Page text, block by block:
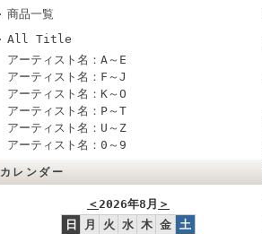
商品一覧
All Title
アーティスト名：A～E
アーティスト名：F～J
アーティスト名：K～O
アーティスト名：P～T
アーティスト名：U～Z
アーティスト名：0～9
カレンダー
＜2026年8月 ＞
日
月 火 水 木 金 土